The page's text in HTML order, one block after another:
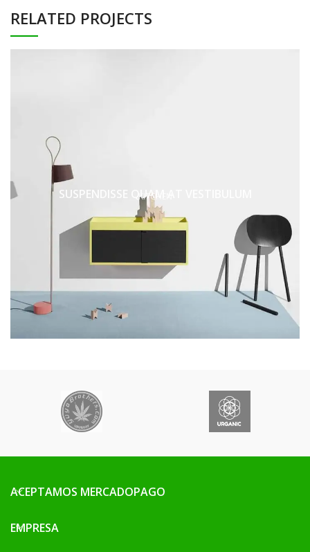
RELATED PROJECTS
KITCHEN
SUSPENDISSE QUAM AT VESTIBULUM
ACEPTAMOS MERCADOPAGO
EMPRESA